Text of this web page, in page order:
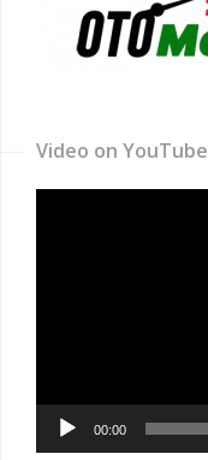
Video on YouTube
00:00